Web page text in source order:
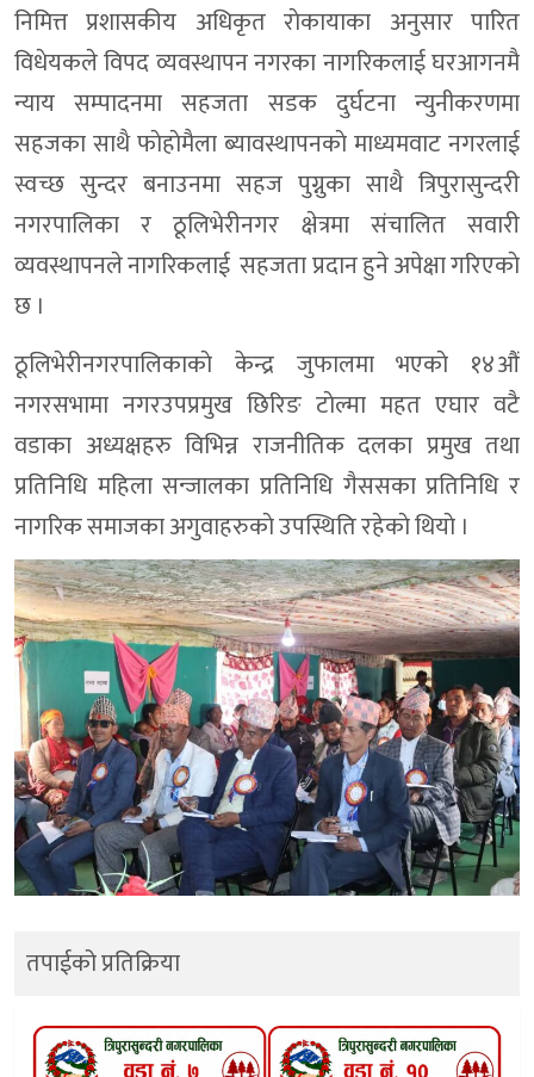
निमित्त प्रशासकीय अधिकृत राेकायाका अनुसार पारित
विधेयकले विपद व्यवस्थापन नगरका नागरिकलाई घरआगनमै
न्याय सम्पादनमा सहजता सडक दुर्घटना न्युनीकरणमा
सहजका साथै फाेहाेमैला ब्यावस्थापनकाे माध्यमवाट नगरलाई
स्वच्छ सुन्दर बनाउनमा सहज पुग्नुका साथै त्रिपुरासुन्दरी
नगरपालिका र ठूलिभेरीनगर क्षेत्रमा संचालित सवारी
व्यवस्थापनले नागरिकलाई सहजता प्रदान हुने अपेक्षा गरिएकाे
छ ।
ठूलिभेरीनगरपालिकाकाे केन्द्र जुफालमा भएकाे १४औं
नगरसभामा नगरउपप्रमुख छिरिङ टाेल्मा महत एघार वटै
वडाका अध्यक्षहरु विभिन्न राजनीतिक दलका प्रमुख तथा
प्रतिनिधि महिला सन्जालका प्रतिनिधि गैससका प्रतिनिधि र
नागरिक समाजका अगुवाहरुकाे उपस्थिति रहेकाे थियाे ।
तपाईको प्रतिक्रिया